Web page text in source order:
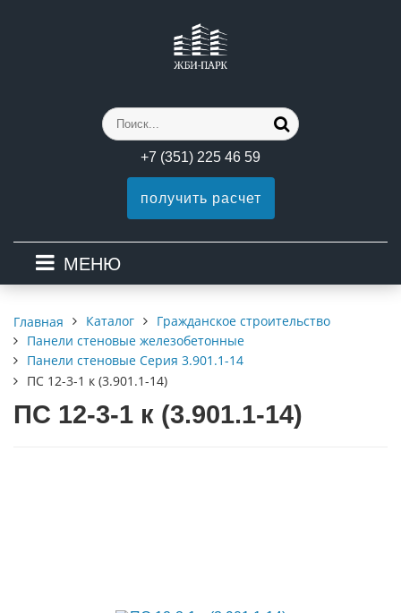
+7 (351) 225 46 59
получить расчет
МЕНЮ
Главная Каталог
Гражданское строительство
Панели стеновые железобетонные
Панели стеновые Серия 3.901.1-14
ПС 12-3-1 к (3.901.1-14)
ПС 12-3-1 к (3.901.1-14)